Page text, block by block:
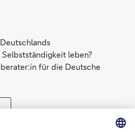
leben?
für die Deutsche